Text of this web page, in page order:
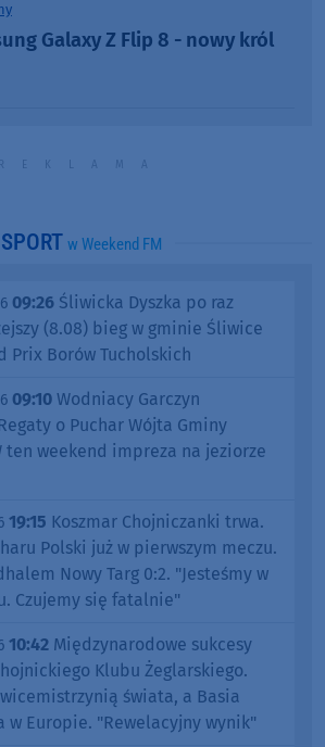
Galaxy Z Flip 8 - nowy król
SPORT w Weekend FM
09:26 Śliwicka Dyszka po raz
(8.08) bieg w gminie Śliwice
Prix Borów Tucholskich
09:10 Wodniacy Garczyn
o Puchar Wójta Gminy
ten weekend impreza na jeziorze
19:15 Koszmar Chojniczanki trwa.
Polski już w pierwszym meczu.
Nowy Targ 0:2. "Jesteśmy w
Czujemy się fatalnie"
10:42 Międzynarodowe sukcesy
Klubu Żeglarskiego.
świata, a Basia
w Europie. "Rewelacyjny wynik"